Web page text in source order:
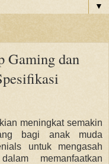
▼
Gaming dan
meningkat semakin
bagi anak muda
untuk mengasah
memanfaatkan